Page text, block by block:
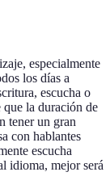
especialmente
los días a
escucha o
que la duración de
tener un gran
con hablantes
escucha
idioma, mejor será